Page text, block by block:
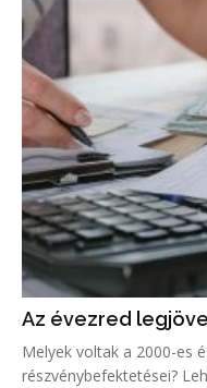
Az évezred
Melyek voltak a 2000-es
részvénybefektetései?